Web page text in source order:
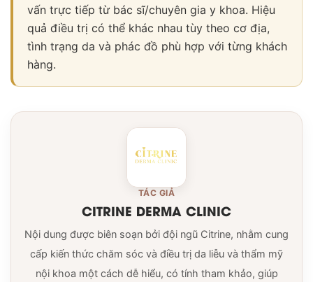
vấn trực tiếp từ bác sĩ/chuyên gia y khoa. Hiệu
quả điều trị có thể khác nhau tùy theo cơ địa,
tình trạng da và phác đồ phù hợp với từng khách
hàng.
TÁC GIẢ
CITRINE DERMA CLINIC
Nội dung được biên soạn bởi đội ngũ Citrine, nhằm cung
cấp kiến thức chăm sóc và điều trị da liễu và thẩm mỹ
nội khoa một cách dễ hiểu, có tính tham khảo, giúp